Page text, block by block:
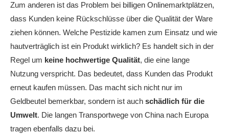
Zum anderen ist das Problem bei billigen Onlinemarktplätzen,
dass Kunden keine Rückschlüsse über die Qualität der Ware
ziehen können. Welche Pestizide kamen zum Einsatz und wie
hautverträglich ist ein Produkt wirklich? Es handelt sich in der
Regel um keine hochwertige Qualität, die eine lange
Nutzung verspricht. Das bedeutet, dass Kunden das Produkt
erneut kaufen müssen. Das macht sich nicht nur im
Geldbeutel bemerkbar, sondern ist auch schädlich für die
Umwelt. Die langen Transportwege von China nach Europa
tragen ebenfalls dazu bei.